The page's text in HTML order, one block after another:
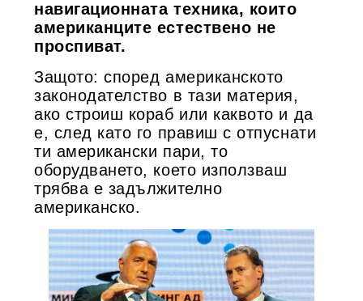
навигационната техника, които
американците естествено не
проспиват.
Защото: според американското
законодателство в тази материя,
ако строиш кораб или каквото и да
е, след като го правиш с отпуснати
ти американски пари, то
оборудването, което използваш
трябва е задължително
американско.